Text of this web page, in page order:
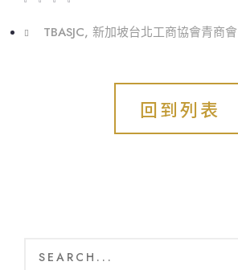
TBASJC, 新加坡台北工商協會青商會
回到列表